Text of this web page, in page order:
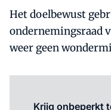
Het doelbewust
ondernemingsraad
weer geen
Krijg onbeperkt